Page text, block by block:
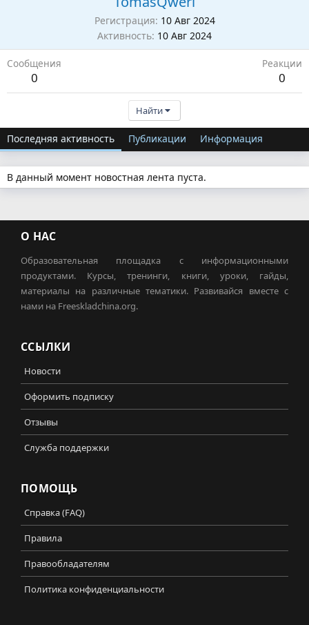
Регистрация 10 Авг 2024
Активность 10 Авг 2024
Сообщения
0
Реакции
0
Найти
Последняя активность Публикации Информация
В данный момент новостная лента пуста.
О НАС
Образовательная площадка с информационными
продуктами. Курсы, тренинги, книги, уроки, гайды,
материалы на различные тематики. Развивайся вместе с
нами на Freeskladchina.org.
ССЫЛКИ
Новости
Оформить подписку
Отзывы
Служба поддержки
ПОМОЩЬ
Справка (FAQ)
Правила
Правообладателям
Политика конфиденциальности